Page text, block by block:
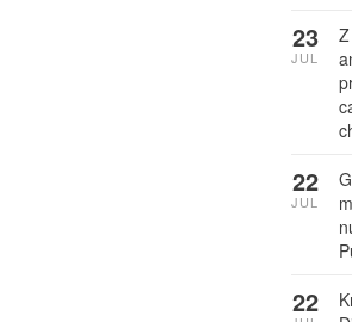
23
JUL
22
JUL
22